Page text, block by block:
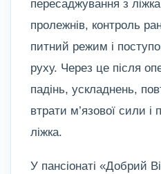
пересаджування з
пролежнів, контроль
питний режим і
руху. Через це після
падінь, ускладнень,
втрати м’язової сили і
ліжка.
У пансіонаті «Добрий